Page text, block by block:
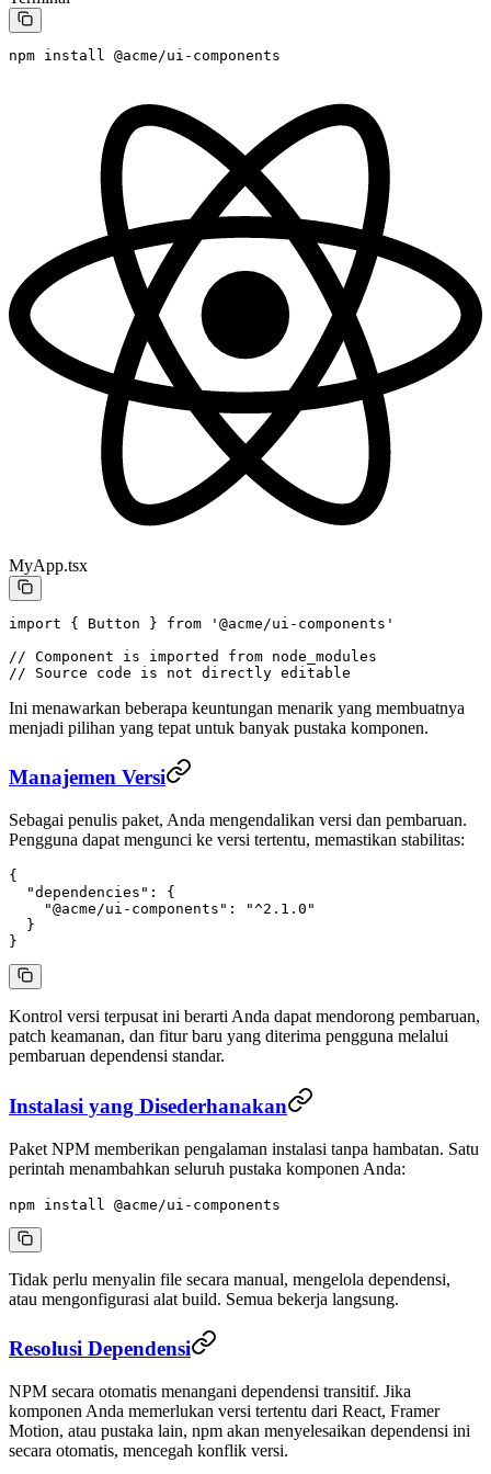
npm install @acme/ui-components
MyApp.tsx
import { Button } from '@acme/ui-components'
// Component is imported from node_modules
// Source code is not directly editable
Ini menawarkan beberapa keuntungan menarik yang membuatnya
menjadi pilihan yang tepat untuk banyak pustaka komponen.
Manajemen Versi
Sebagai penulis paket, Anda mengendalikan versi dan pembaruan.
Pengguna dapat mengunci ke versi tertentu, memastikan stabilitas:
{
  "dependencies"
: {
    "@acme/ui-components"
:
"^2.1.0"
  }
}
Kontrol versi terpusat ini berarti Anda dapat mendorong pembaruan,
patch keamanan, dan fitur baru yang diterima pengguna melalui
pembaruan dependensi standar.
Instalasi yang Disederhanakan
Paket NPM memberikan pengalaman instalasi tanpa hambatan. Satu
perintah menambahkan seluruh pustaka komponen Anda:
npm install @acme/ui-components
Tidak perlu menyalin file secara manual, mengelola dependensi,
atau mengonfigurasi alat build. Semua bekerja langsung.
Resolusi Dependensi
NPM secara otomatis menangani dependensi transitif. Jika
komponen Anda memerlukan versi tertentu dari React, Framer
Motion, atau pustaka lain, npm akan menyelesaikan dependensi ini
secara otomatis, mencegah konflik versi.